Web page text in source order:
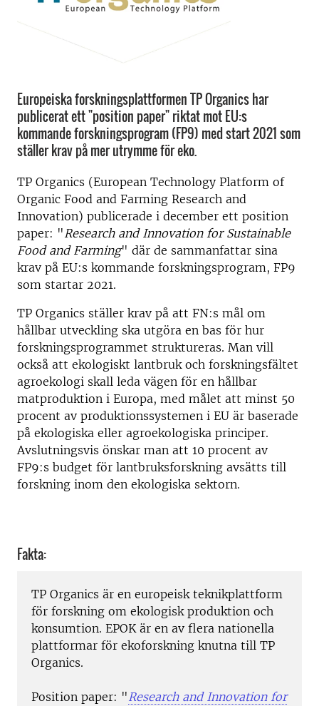
Europeiska forskningsplattformen TP Organics har
publicerat ett "position paper" riktat mot EU:s
kommande forskningsprogram (FP9) med start 2021 som
ställer krav på mer utrymme för eko.
TP Organics (European Technology Platform of
Organic Food and Farming Research and
Innovation) publicerade i december ett position
paper: "Research and Innovation for Sustainable
Food and Farming" där de sammanfattar sina
krav på EU:s kommande forskningsprogram, FP9
som startar 2021.
TP Organics ställer krav på att FN:s mål om
hållbar utveckling ska utgöra en bas för hur
forskningsprogrammet struktureras. Man vill
också att ekologiskt lantbruk och forskningsfältet
agroekologi skall leda vägen för en hållbar
matproduktion i Europa, med målet att minst 50
procent av produktionssystemen i EU är baserade
på ekologiska eller agroekologiska principer.
Avslutningsvis önskar man att 10 procent av
FP9:s budget för lantbruksforskning avsätts till
forskning inom den ekologiska sektorn.
Fakta:
TP Organics är en europeisk teknikplattform
för forskning om ekologisk produktion och
konsumtion. EPOK är en av flera nationella
plattformar för ekoforskning knutna till TP
Organics.
Position paper: "Research and Innovation for